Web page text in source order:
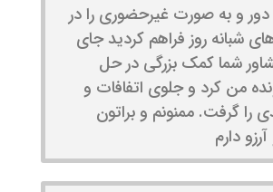
دور و به صورت غیرحضوری را در
شبانه روز فراهم کردید جای
شما کمک بزرگی در حل
من کرد و جلوی اتفافات و
را گرفت. ممنونم و براتون
دارم